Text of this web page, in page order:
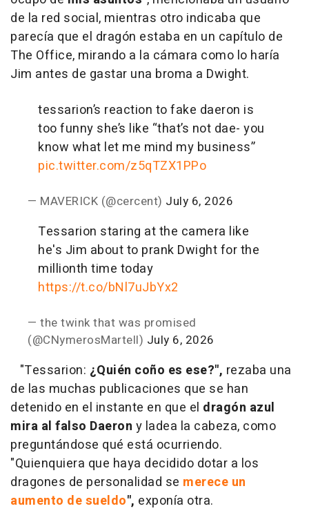
de la red social, mientras otro indicaba que
parecía que el dragón estaba en un capítulo de
The Office, mirando a la cámara como lo haría
Jim antes de gastar una broma a Dwight.
tessarion’s reaction to fake daeron is
too funny she’s like “that’s not dae- you
know what let me mind my business”
pic.twitter.com/z5qTZX1PPo
— MAVERICK (@cercent) July 6, 2026
Tessarion staring at the camera like
he's Jim about to prank Dwight for the
millionth time today
https://t.co/bNl7uJbYx2
— the twink that was promised
(@CNymerosMartell) July 6, 2026
"Tessarion: ¿Quién coño es ese?", rezaba una
de las muchas publicaciones que se han
detenido en el instante en que el dragón azul
mira al falso Daeron y ladea la cabeza, como
preguntándose qué está ocurriendo.
"Quienquiera que haya decidido dotar a los
dragones de personalidad se merece un
aumento de sueldo", exponía otra.